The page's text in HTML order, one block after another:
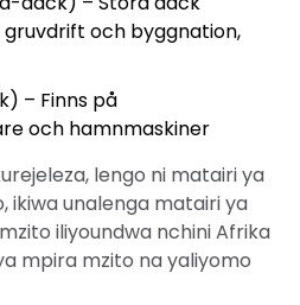
och byggnation,
– Finns på
och hamnmaskiner
lengo ni matairi ya
ikiwa unalenga matairi ya
iliyoundwa nchini Afrika
mpira mzito na yaliyomo